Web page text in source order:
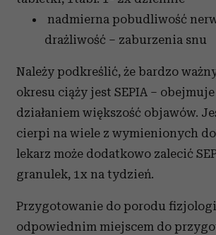
nadmierna pobudliwość
drażliwość – zaburzenia snu
Należy podkreślić, że bardzo
okresu ciąży jest SEPIA –
działaniem większość objawów.
cierpi na wiele z wymienionych
lekarz może dodatkowo zalecić
granulek, 1x na tydzień.
Przygotowanie do porodu
odpowiednim miejscem do